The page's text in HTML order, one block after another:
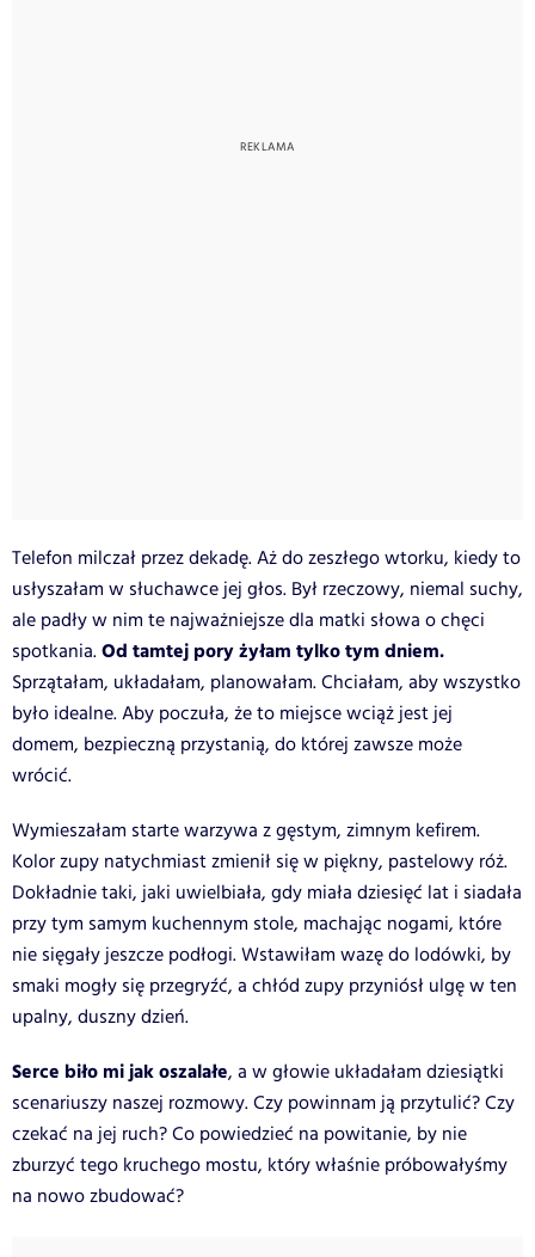
Telefon milczał przez dekadę. Aż do zeszłego wtorku, kiedy to
usłyszałam w słuchawce jej głos. Był rzeczowy, niemal suchy,
ale padły w nim te najważniejsze dla matki słowa o chęci
spotkania.Od tamtej pory żyłam tylko tym dniem.
Sprzątałam, układałam, planowałam. Chciałam, aby wszystko
było idealne. Aby poczuła, że to miejsce wciąż jest jej
domem, bezpieczną przystanią, do której zawsze może
wrócić.
Wymieszałam starte warzywa z gęstym, zimnym kefirem.
Kolor zupy natychmiast zmienił się w piękny, pastelowy róż.
Dokładnie taki, jaki uwielbiała, gdy miała dziesięć lat i siadała
przy tym samym kuchennym stole, machając nogami, które
nie sięgały jeszcze podłogi. Wstawiłam wazę do lodówki, by
smaki mogły się przegryźć, a chłód zupy przyniósł ulgę w ten
upalny, duszny dzień.
Serce biło mi jak oszalałe, a w głowie układałam dziesiątki
scenariuszy naszej rozmowy. Czy powinnam ją przytulić? Czy
czekać na jej ruch? Co powiedzieć na powitanie, by nie
zburzyć tego kruchego mostu, który właśnie próbowałyśmy
na nowo zbudować?